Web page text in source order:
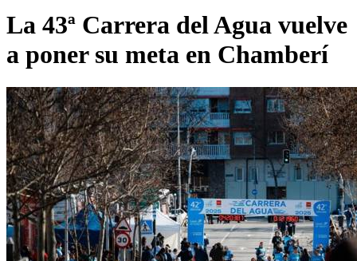
La 43ª Carrera del Agua vuelve
a poner su meta en Chamberí